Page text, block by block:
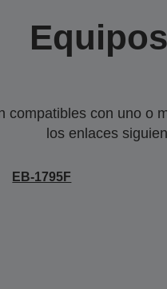
compatibles con uno o
los enlaces
EB-1795F